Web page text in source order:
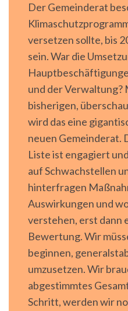
Der Gemeinderat
versetzen sollte, bis
sein. War die
und der
bisherigen,
wird das eine
neuen Gemeinderat.
Liste ist engagiert
auf Schwachstellen
hinterfragen
Auswirkungen und
verstehen, erst dann
Bewertung. Wir
beginnen,
umzusetzen. Wir
abgestimmtes
Schritt, werden wir